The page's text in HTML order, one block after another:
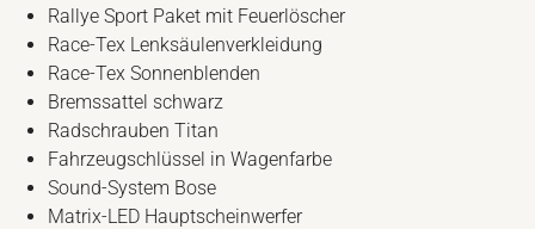
Rallye Sport Paket mit Feuerlöscher
Race-Tex Lenksäulenverkleidung
Race-Tex Sonnenblenden
Bremssattel schwarz
Radschrauben Titan
Fahrzeugschlüssel in Wagenfarbe
Sound-System Bose
Matrix-LED Hauptscheinwerfer